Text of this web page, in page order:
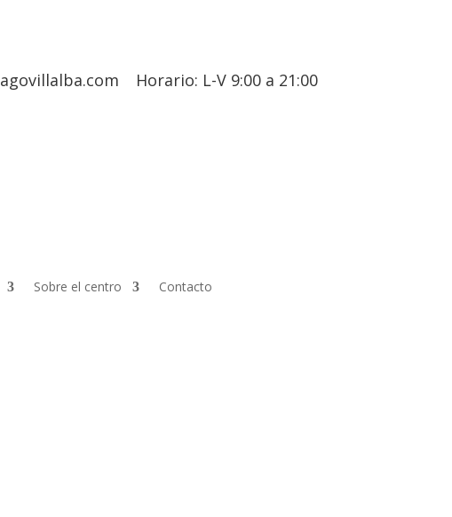
Horario: L-V 9:00 a 21:00
Sobre el centro Contacto